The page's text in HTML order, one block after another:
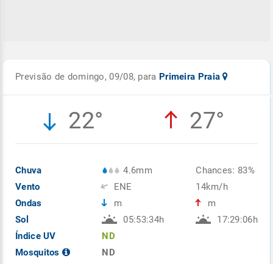
Previsão de domingo, 09/08, para Primeira Praia
22° 27°
Chuva
Vento
Ondas
Sol
Índice UV
Mosquitos
4.6mm
ENE
m
05:53:34h
ND
ND
Chances: 83%
14km/h
m
17:29:06h